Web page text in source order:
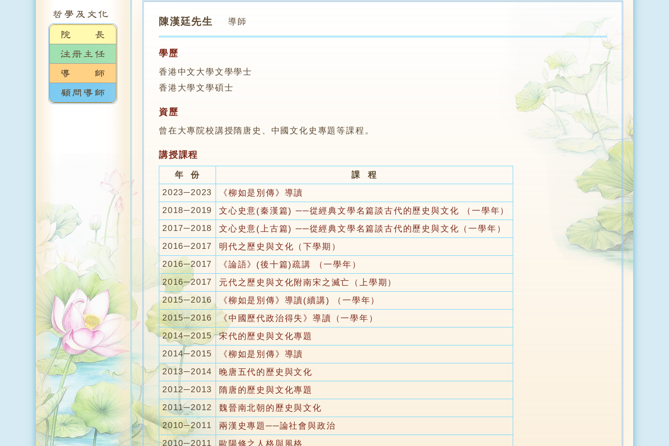
陳漢廷先生 導師
學歷
香港中文大學文學學士
香港大學文學碩士
資歷
曾在大專院校講授隋唐史、中國文化史專題等課程。
講授課程
年 份
課 程
2023─2023
《柳如是別傳》導讀
2018─2019
文心史意(秦漢篇) ──從經典文學名篇談古代的歷史與文化 （一學年）
2017─2018
文心史意(上古篇) ──從經典文學名篇談古代的歷史與文化（一學年）
2016─2017
明代之歷史與文化（下學期）
2016─2017
《論語》(後十篇)疏講 （一學年）
2016─2017
元代之歷史與文化附南宋之滅亡（上學期）
2015─2016
《柳如是別傳》導讀(續講) （一學年）
2015─2016
《中國歷代政治得失》導讀（一學年）
2014─2015
宋代的歷史與文化專題
2014─2015
《柳如是別傳》導讀
2013─2014
晚唐五代的歷史與文化
2012─2013
隋唐的歷史與文化專題
2011─2012
魏晉南北朝的歷史與文化
2010─2011
兩漢史專題──論社會與政治
2010─2011
歐陽修之人格與風格